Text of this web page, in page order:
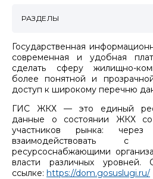
Государственная
современная и удобная
сделать сферу жилищно-
более понятной и
доступ к широкому перечню
ГИС ЖКХ — это единый
данные о состоянии ЖКХ
участников рынка:
взаимодействовать
ресурсоснабжающими
власти различных уровней.
ссылке: https://dom.gosuslugi.ru/
РАЗДЕЛЫ